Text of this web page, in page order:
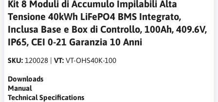
Kit 8 Moduli di Accumulo Impilabili Alta
Tensione 40kWh LiFePO4 BMS Integrato,
Inclusa Base e Box di Controllo, 100Ah, 409.6V,
IP65, CEI 0-21 Garanzia 10 Anni
SKU: 120028 | VT: VT-OHS40K-100
Downloads
Manual
Technical Specifications